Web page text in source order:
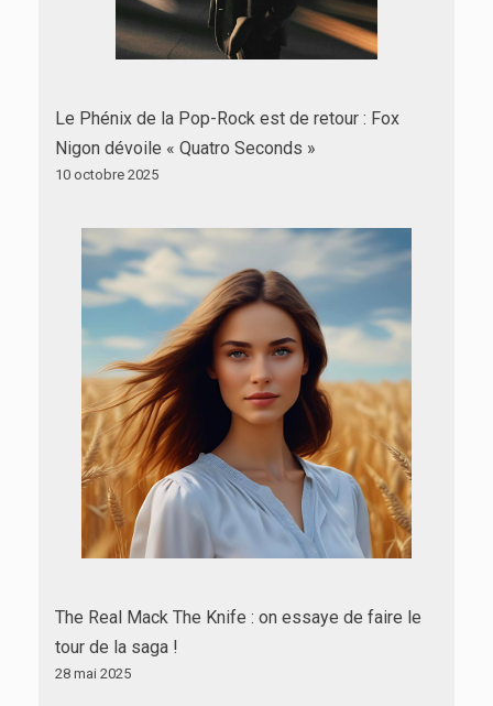
Le Phénix de la Pop-Rock est de retour : Fox
Nigon dévoile « Quatro Seconds »
10 octobre 2025
The Real Mack The Knife : on essaye de faire le
tour de la saga !
28 mai 2025